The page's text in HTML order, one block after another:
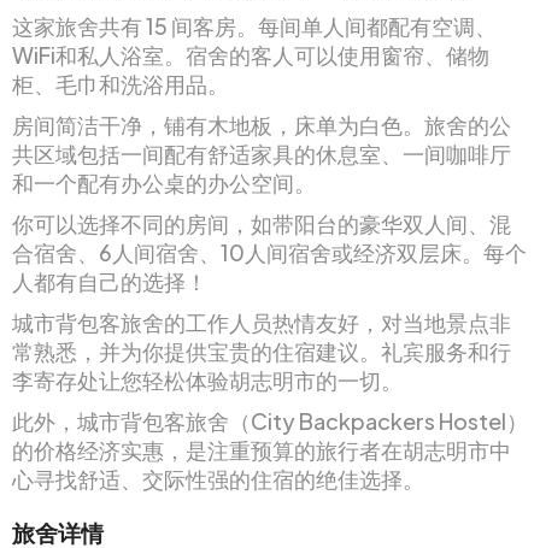
这家旅舍共有 15 间客房。每间单人间都配有空调、
WiFi和私人浴室。宿舍的客人可以使用窗帘、储物
柜、毛巾和洗浴用品。
房间简洁干净，铺有木地板，床单为白色。旅舍的公
共区域包括一间配有舒适家具的休息室、一间咖啡厅
和一个配有办公桌的办公空间。
你可以选择不同的房间，如带阳台的豪华双人间、混
合宿舍、6人间宿舍、10人间宿舍或经济双层床。每个
人都有自己的选择！
城市背包客旅舍的工作人员热情友好，对当地景点非
常熟悉，并为你提供宝贵的住宿建议。礼宾服务和行
李寄存处让您轻松体验胡志明市的一切。
此外，城市背包客旅舍（City Backpackers Hostel）
的价格经济实惠，是注重预算的旅行者在胡志明市中
心寻找舒适、交际性强的住宿的绝佳选择。
旅舍详情